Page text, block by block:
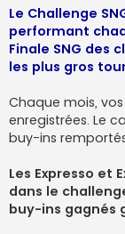
g
e
Le Challenge
performant
Finale SNG des
les plus gros
Chaque mois,
enregistrées. Le
buy-ins
Les Expresso et
dans le
buy-ins gagnés